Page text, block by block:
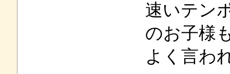
速いテン
のお子様
よく言わ